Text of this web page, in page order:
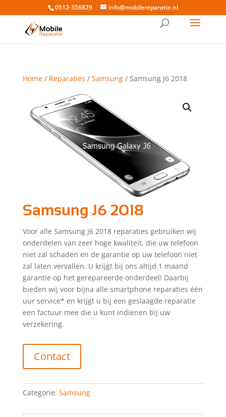
0512-356829 info@mobilereparatie.nl
Home/ Reparaties / Samsung/ Samsung J6 2018
Samsung J6 2018
Voor alle Samsung J6 2018 reparaties gebruiken wij
onderdelen van zeer hoge kwaliteit, die uw telefoon
niet zal schaden en de garantie op uw telefoon niet
zal laten vervallen. U krijgt bij ons altijd 1 maand
garantie op het gerepareerde onderdeel! Daarbij
bieden wij voor bijna alle smartphone reparaties één
uur service* en krijgt u bij een geslaagde reparatie
een factuur mee die u kunt indienen bij uw
verzekering.
Contact
Categorie: Samsung